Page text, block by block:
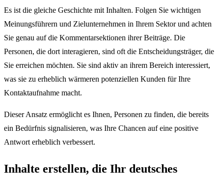
Es ist die gleiche Geschichte mit Inhalten. Folgen Sie wichtigen
Meinungsführern und Zielunternehmen in Ihrem Sektor und achten
Sie genau auf die Kommentarsektionen ihrer Beiträge. Die
Personen, die dort interagieren, sind oft die Entscheidungsträger, die
Sie erreichen möchten. Sie sind aktiv an ihrem Bereich interessiert,
was sie zu erheblich wärmeren potenziellen Kunden für Ihre
Kontaktaufnahme macht.
Dieser Ansatz ermöglicht es Ihnen, Personen zu finden, die bereits
ein Bedürfnis signalisieren, was Ihre Chancen auf eine positive
Antwort erheblich verbessert.
Inhalte erstellen, die Ihr deutsches